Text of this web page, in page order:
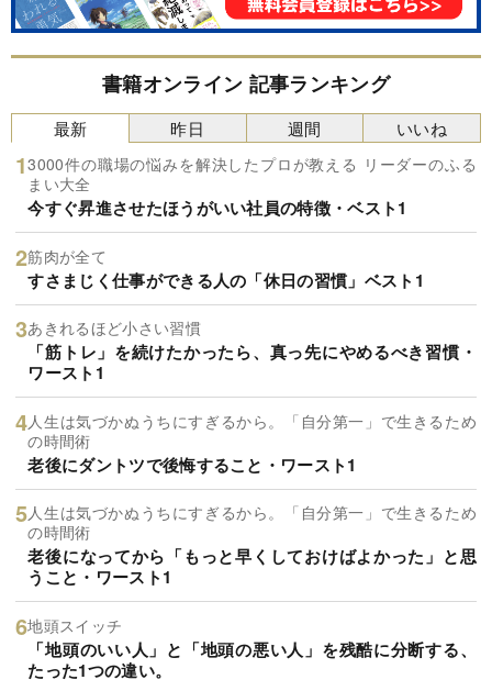
書籍オンライン 記事ランキング
最新
3000件の職場の悩みを解決したプロが教える リーダーのふる
まい大全
今すぐ昇進させたほうがいい社員の特徴・ベスト1
筋肉が全て
すさまじく仕事ができる人の「休日の習慣」ベスト1
あきれるほど小さい習慣
「筋トレ」を続けたかったら、真っ先にやめるべき習慣・
ワースト1
人生は気づかぬうちにすぎるから。「自分第一」で生きるため
の時間術
老後にダントツで後悔すること・ワースト1
人生は気づかぬうちにすぎるから。「自分第一」で生きるため
の時間術
老後になってから「もっと早くしておけばよかった」と思
うこと・ワースト1
地頭スイッチ
「地頭のいい人」と「地頭の悪い人」を残酷に分断する、
たった1つの違い。
昨日 週間 いいね